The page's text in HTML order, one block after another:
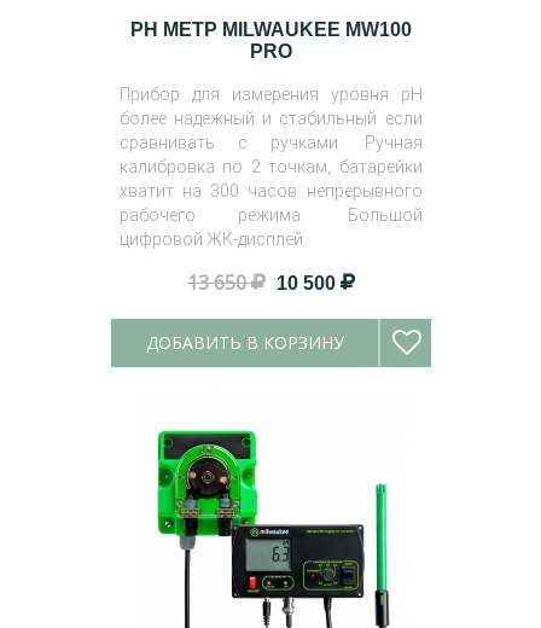
PH МЕТР MILWAUKEE MW100
PRO
Прибор для измерения уровня pH
более надежный и стабильный если
сравнивать с ручками. Ручная
калибровка по 2 точкам, батарейки
хватит на 300 часов непрерывного
рабочего режима. Большой
цифровой ЖК-дисплей.
13 650 10 500
ДОБАВИТЬ В КОРЗИНУ